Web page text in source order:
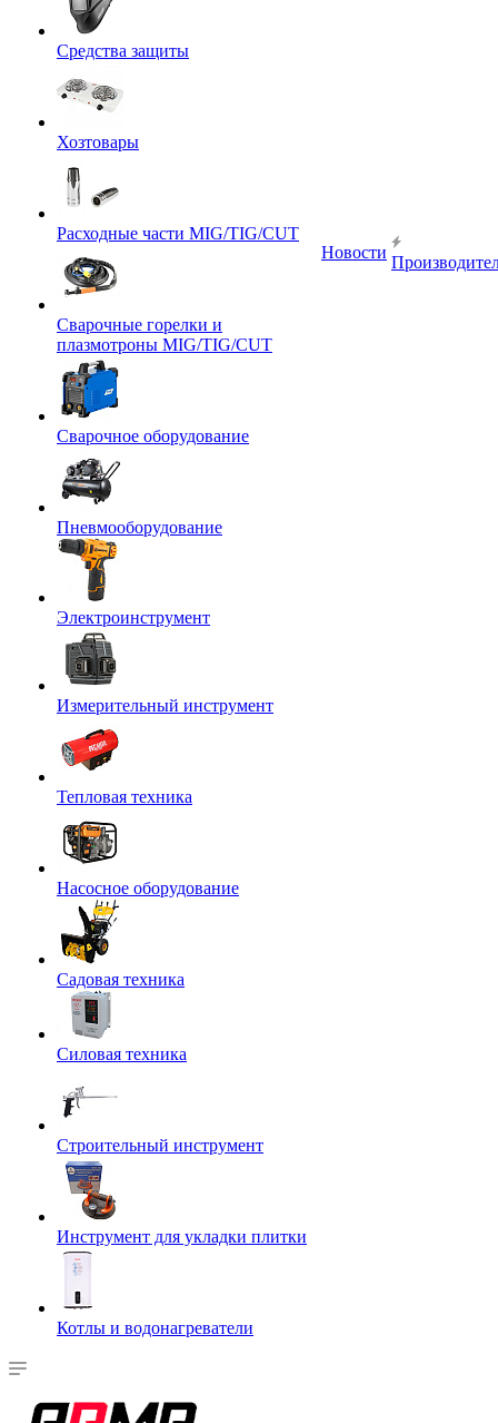
Средства защиты
Хозтовары
Расходные части MIG/TIG/CUT
Сварочные горелки и
плазмотроны MIG/TIG/CUT
Сварочное оборудование
Пневмооборудование
Электроинструмент
Измерительный инструмент
Тепловая техника
Насосное оборудование
Садовая техника
Силовая техника
Строительный инструмент
Инструмент для укладки плитки
Котлы и водонагреватели
Новости